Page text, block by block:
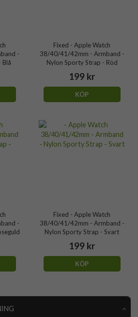
-
Blå
Fixed - Apple Watch
38/40/41/42mm - Armband -
Nylon Sporty Strap - Röd
199 kr
KÖP
-
Fixed - Apple Watch
38/40/41/42mm - Armband -
Nylon Sporty Strap - Svart
199 kr
KÖP